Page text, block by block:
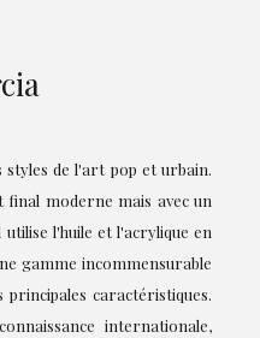
styles de l'art pop et urbain.
moderne mais avec un
l'huile et l'acrylique en
gamme incommensurable
caractéristiques.
internationale,